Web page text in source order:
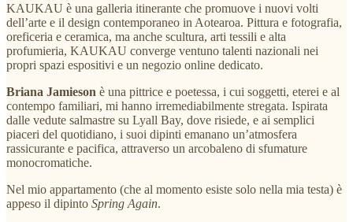
KAUKAU è una galleria itinerante che promuove i nuovi volti
dell’arte e il design contemporaneo in Aotearoa. Pittura e fotografia,
oreficeria e ceramica, ma anche scultura, arti tessili e alta
profumieria, KAUKAU converge ventuno talenti nazionali nei
propri spazi espositivi e un negozio online dedicato.
Briana Jamieson è una pittrice e poetessa, i cui soggetti, eterei e al
contempo familiari, mi hanno irremediabilmente stregata. Ispirata
dalle vedute salmastre su Lyall Bay, dove risiede, e ai semplici
piaceri del quotidiano, i suoi dipinti emanano un’atmosfera
rassicurante e pacifica, attraverso un arcobaleno di sfumature
monocromatiche.
Nel mio appartamento (che al momento esiste solo nella mia testa) è
appeso il dipinto Spring Again.